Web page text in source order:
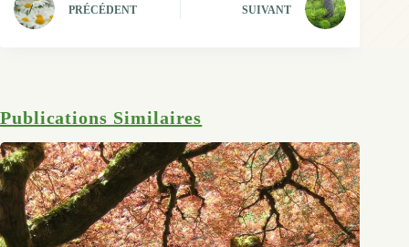
PRÉCÉDENT SUIVANT
Publications Similaires